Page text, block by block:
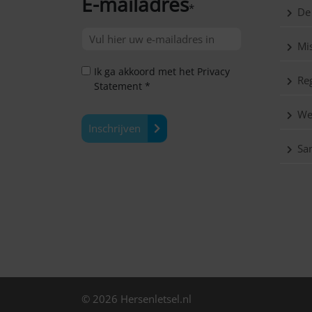
*
Ik ga akkoord met het Privacy
Statement *
Inschrijven
© 2026 Hersenletsel.nl